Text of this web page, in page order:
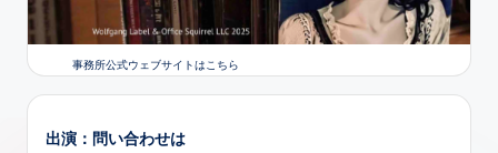
事務所公式ウェブサイトはこちら
出演：問い合わせは